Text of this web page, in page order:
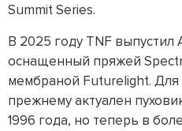
Summit Series.
В 2025 году TNF выпустил
оснащенный пряжей
мембраной Futurelight. Для
прежнему актуален
1996 года, но теперь в